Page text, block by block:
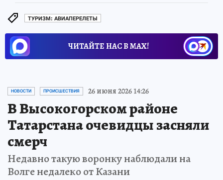
ТУРИЗМ: АВИАПЕРЕЛЕТЫ
ЧИТАЙТЕ НАС В МАХ!
НОВОСТИ ПРОИСШЕСТВИЯ 26 июня 2026 14:26
В Высокогорском районе
Татарстана очевидцы засняли
смерч
Недавно такую воронку наблюдали на
Волге недалеко от Казани